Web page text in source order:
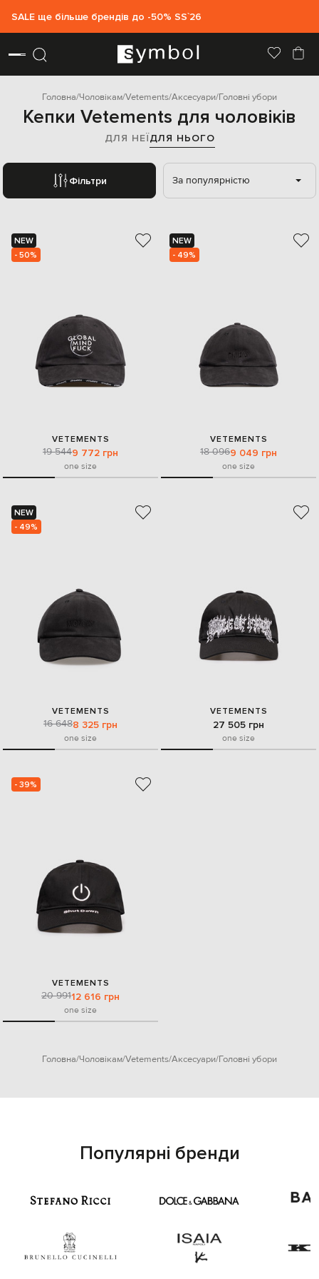
SALE ще більше брендів до -50% SS`26
Головна Чоловікам Vetements Аксесуари Головні убори
Кепки Vetements для чоловіків
ДЛЯ НЕЇДЛЯ НЬОГО
Фільтри За популярністю
NEW
- 50%
VETEMENTS
19 5449 772 грн
one size
NEW
- 49%
VETEMENTS
18 0969 049 грн
one size
NEW
- 49%
VETEMENTS
16 6488 325 грн
one size
VETEMENTS
27 505 грн
one size
- 39%
VETEMENTS
20 99112 616 грн
one size
Головна Чоловікам Vetements Аксесуари Головні убори
Популярні бренди